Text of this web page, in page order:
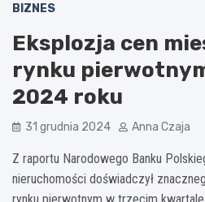
BIZNES
Eksplozja cen
rynku
2024 roku
31 grudnia 2024 Anna Czaja
Z raportu Narodowego Banku
nieruchomości doświadczył